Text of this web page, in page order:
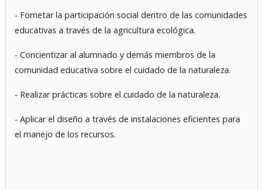
- Fometar la participación social dentro de las comunidades
educativas a través de la agricultura ecológica.
- Concientizar al alumnado y demás miembros de la
comunidad educativa sobre el cuidado de la naturaleza.
- Realizar prácticas sobre el cuidado de la naturaleza.
- Aplicar el diseño a través de instalaciones eficientes para
el manejo de los recursos.